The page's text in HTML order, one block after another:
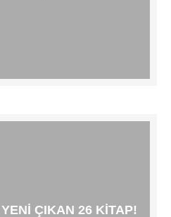
ÇIKAN 26 KITAP!